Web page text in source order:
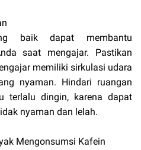
baik dapat membantu
saat mengajar. Pastikan
memiliki sirkulasi udara
nyaman. Hindari ruangan
terlalu dingin, karena dapat
nyaman dan lelah.
Mengonsumsi Kafein